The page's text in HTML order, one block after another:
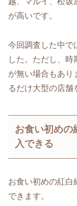
が高いです。
今回調査した中で
した。ただし、
が無い場合もあり
るだけ大型の店舗
お食い初めの
入できる
お食い初めの紅白
できます。